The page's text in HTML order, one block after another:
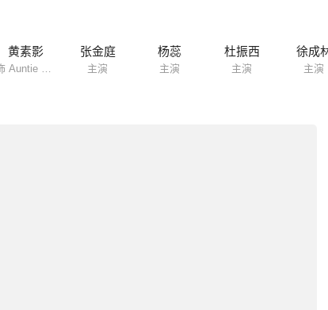
黄素影 张金庭
主演
杨蕊
主演
杜振西
主演
徐成
主演